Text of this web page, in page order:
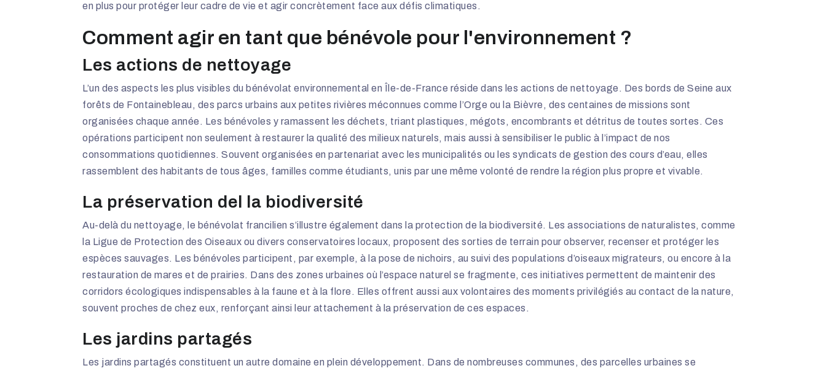
en plus pour protéger leur cadre de vie et agir concrètement face aux défis climatiques.
Comment agir en tant que bénévole pour l'environnement ?
Les actions de nettoyage
L’un des aspects les plus visibles du bénévolat environnemental en Île-de-France réside dans les actions de nettoyage. Des bords de Seine aux
forêts de Fontainebleau, des parcs urbains aux petites rivières méconnues comme l’Orge ou la Bièvre, des centaines de missions sont
organisées chaque année. Les bénévoles y ramassent les déchets, triant plastiques, mégots, encombrants et détritus de toutes sortes. Ces
opérations participent non seulement à restaurer la qualité des milieux naturels, mais aussi à sensibiliser le public à l’impact de nos
consommations quotidiennes. Souvent organisées en partenariat avec les municipalités ou les syndicats de gestion des cours d’eau, elles
rassemblent des habitants de tous âges, familles comme étudiants, unis par une même volonté de rendre la région plus propre et vivable.
La préservation del la biodiversité
Au-delà du nettoyage, le bénévolat francilien s’illustre également dans la protection de la biodiversité. Les associations de naturalistes, comme
la Ligue de Protection des Oiseaux ou divers conservatoires locaux, proposent des sorties de terrain pour observer, recenser et protéger les
espèces sauvages. Les bénévoles participent, par exemple, à la pose de nichoirs, au suivi des populations d’oiseaux migrateurs, ou encore à la
restauration de mares et de prairies. Dans des zones urbaines où l’espace naturel se fragmente, ces initiatives permettent de maintenir des
corridors écologiques indispensables à la faune et à la flore. Elles offrent aussi aux volontaires des moments privilégiés au contact de la nature,
souvent proches de chez eux, renforçant ainsi leur attachement à la préservation de ces espaces.
Les jardins partagés
Les jardins partagés constituent un autre domaine en plein développement. Dans de nombreuses communes, des parcelles urbaines se